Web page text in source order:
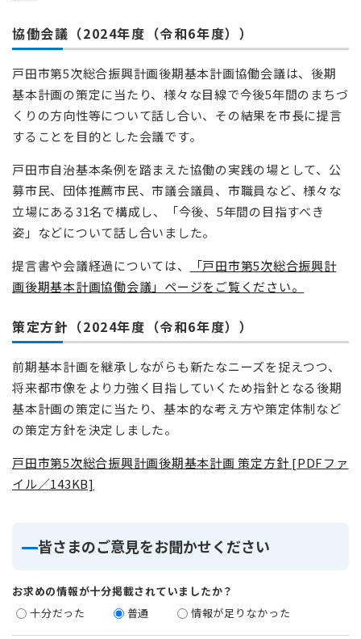
協働会議（2024年度（令和6年度））
戸田市第5次総合振興計画後期基本計画協働会議は、後期
基本計画の策定に当たり、様々な目線で今後5年間のまちづ
くりの方向性等について話し合い、その結果を市長に提言
することを目的とした会議です。
戸田市自治基本条例を踏まえた協働の実践の場として、公
募市民、団体推薦市民、市議会議員、市職員など、様々な
立場にある31名で構成し、「今後、5年間の目指すべき
姿」などについて話し合いました。
提言書や会議経過については、
「戸田市第5次総合振興計
画後期基本計画協働会議」ページをご覧ください。
策定方針（2024年度（令和6年度））
前期基本計画を継承しながらも新たなニーズを捉えつつ、
将来都市像をより力強く目指していくため指針となる後期
基本計画の策定に当たり、基本的な考え方や策定体制など
の策定方針を決定しました。​
戸田市第5次総合振興計画後期基本計画 策定方針 [PDFファ
イル／143KB]
皆さまのご意見をお聞かせください
お求めの情報が十分掲載されていましたか？
十分だった
普通 情報が足りなかった